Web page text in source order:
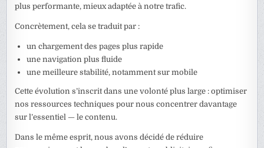
plus performante, mieux adaptée à notre trafic.
Concrètement, cela se traduit par :
un chargement des pages plus rapide
une navigation plus fluide
une meilleure stabilité, notamment sur mobile
Cette évolution s’inscrit dans une volonté plus large : optimiser
nos ressources techniques pour nous concentrer davantage
sur l’essentiel — le contenu.
Dans le même esprit, nous avons décidé de réduire